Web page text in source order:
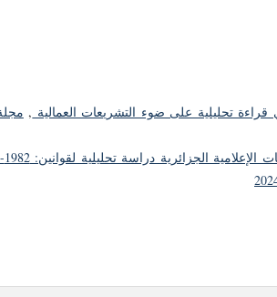
قراءة تحليلية على ضوء التشريعات العمالية ,
الجزائرية دراسة تحليلية لقوانين: 1982- 1990-2012